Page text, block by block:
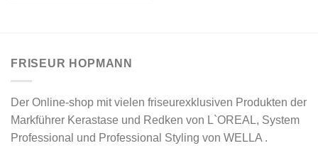
FRISEUR HOPMANN
Der Online-shop mit vielen friseurexklusiven Produkten der
Markführer Kerastase und Redken von L`OREAL, System
Professional und Professional Styling von WELLA .